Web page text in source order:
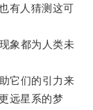
有人猜测这可
象都为人类未
它们的引力来
远星系的梦